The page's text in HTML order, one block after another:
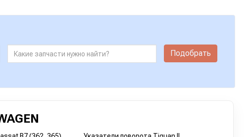
Подобрать